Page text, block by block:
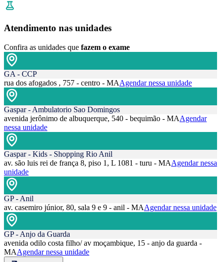
Atendimento nas unidades
Confira as unidades que fazem o exame
GA - CCP
rua dos afogados , 757 - centro - MAAgendar nessa unidade
Gaspar - Ambulatorio Sao Domingos
avenida jerônimo de albuquerque, 540 - bequimão - MAAgendar
nessa unidade
Gaspar - Kids - Shopping Rio Anil
av. são luis rei de frança 8, piso 1, L 1081 - turu - MAAgendar nessa
unidade
GP - Anil
av. casemiro júnior, 80, sala 9 e 9 - anil - MAAgendar nessa unidade
GP - Anjo da Guarda
avenida odilo costa filho/ av moçambique, 15 - anjo da guarda -
MAAgendar nessa unidade